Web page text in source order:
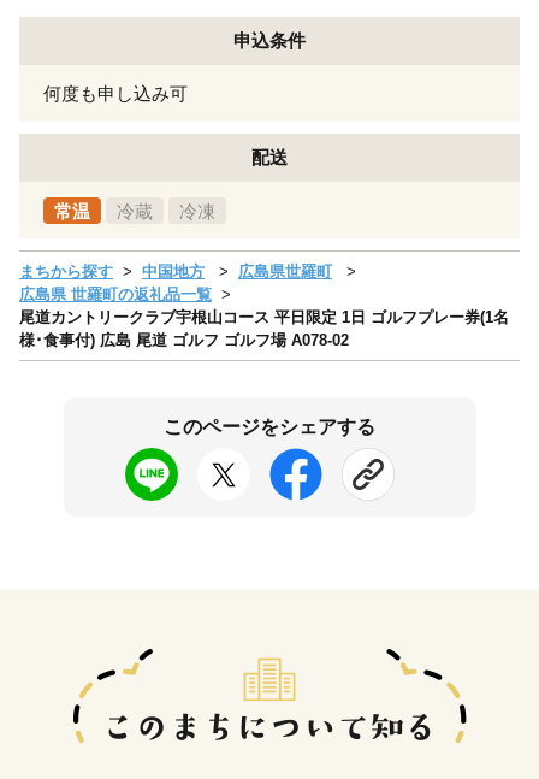
申込条件
何度も申し込み可
配送
常温 冷蔵 冷凍
まちから探す 中国地方
広島県世羅町
広島県 世羅町の返礼品一覧
尾道カントリークラブ宇根山コース 平日限定 1日 ゴルフプレー券(1名
様･食事付) 広島 尾道 ゴルフ ゴルフ場 A078-02
このページをシェアする